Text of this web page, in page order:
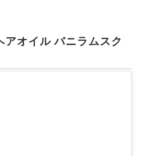
アオイル バニラムスク